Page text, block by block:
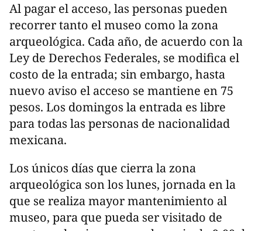
Al pagar el acceso, las personas pueden
recorrer tanto el museo como la zona
arqueológica. Cada año, de acuerdo con la
Ley de Derechos Federales, se modifica el
costo de la entrada; sin embargo, hasta
nuevo aviso el acceso se mantiene en 75
pesos. Los domingos la entrada es libre
para todas las personas de nacionalidad
mexicana.
Los únicos días que cierra la zona
arqueológica son los lunes, jornada en la
que se realiza mayor mantenimiento al
museo, para que pueda ser visitado de